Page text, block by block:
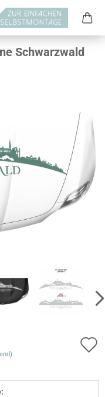
Schwarzwald